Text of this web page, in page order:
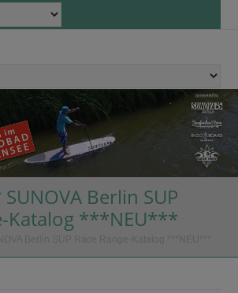
Berlin SUP
Katalog ***NEU***